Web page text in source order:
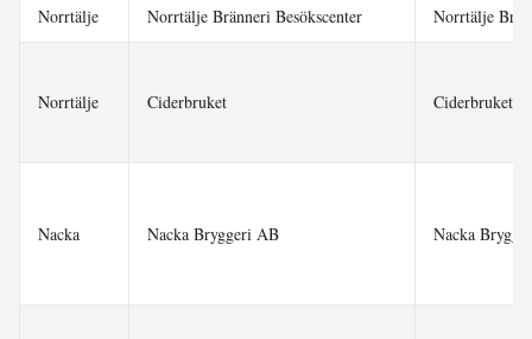
Norrtälje Norrtälje Bränneri Besökscenter Norrtälje
Norrtälje Ciderbruket Ciderbruket
Nacka Nacka Bryggeri AB Nacka